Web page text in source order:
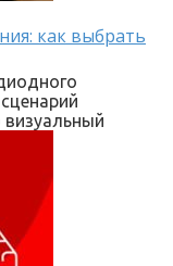
как выбрать
визуальный